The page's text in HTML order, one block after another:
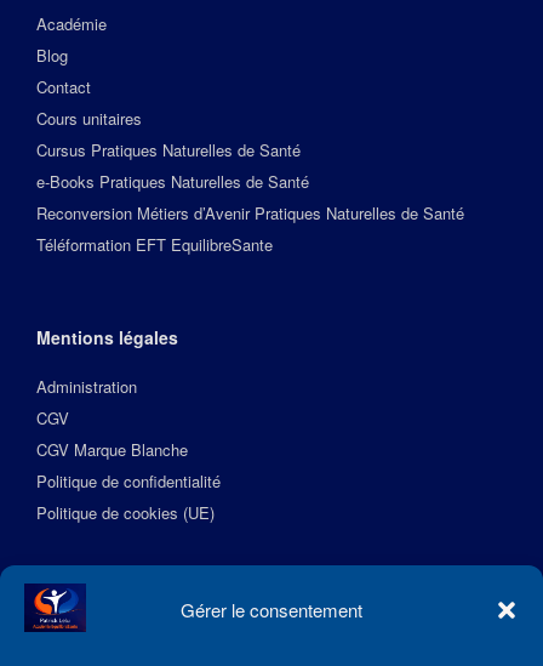
Gérer le consentement
Académie
Blog
Contact
Cours unitaires
Cursus Pratiques Naturelles de Santé
e-Books Pratiques Naturelles de Santé
Reconversion Métiers d’Avenir Pratiques Naturelles de Santé
Téléformation EFT EquilibreSante
Mentions légales
Administration
CGV
CGV Marque Blanche
Politique de confidentialité
Politique de cookies (UE)
Suivez l’Académie EquilibreSante